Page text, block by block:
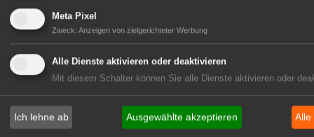
& Co KG
Gärtner im Zierpflanzenbau
(Geselle/Meister/Techniker)
(m/w/d)
zur Stellenanzeige
Meta Pixel
Zweck: Anzeigen von zielgerichteter Werbung
Alle Dienste aktivieren oder deaktivieren
Mit diesem Schalter können Sie alle Dienste aktivieren oder
Ich lehne ab Ausgewählte akzeptieren Alle